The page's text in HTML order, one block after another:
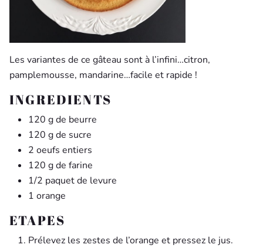
Les variantes de ce gâteau sont à l’infini…citron,
pamplemousse, mandarine…facile et rapide !
INGREDIENTS
120 g de beurre
120 g de sucre
2 oeufs entiers
120 g de farine
1/2 paquet de levure
1 orange
ETAPES
Prélevez les zestes de l’orange et pressez le jus.